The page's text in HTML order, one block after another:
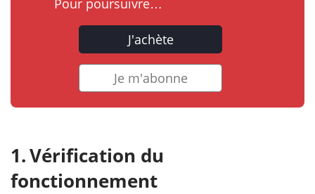
Pour poursuivre…
J'achète
Je m'abonne
Vérification du
fonctionnement